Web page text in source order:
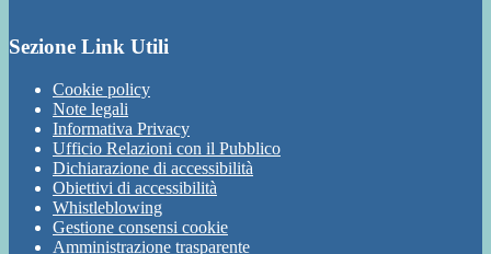
Sezione Link Utili
Cookie policy
Note legali
Informativa Privacy
Ufficio Relazioni con il Pubblico
Dichiarazione di accessibilità
Obiettivi di accessibilità
Whistleblowing
Gestione consensi cookie
Amministrazione trasparente